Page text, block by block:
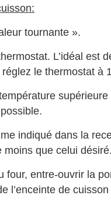
tournante ».
L’idéal est
le thermostat à
indiqué dans la
moins que celui
four, entre-ouvrir la
l’enceinte de